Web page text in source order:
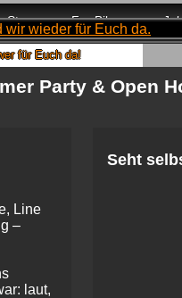
Store For Bikers
Euch da!
Party & Open
Line
–
laut,
Seht